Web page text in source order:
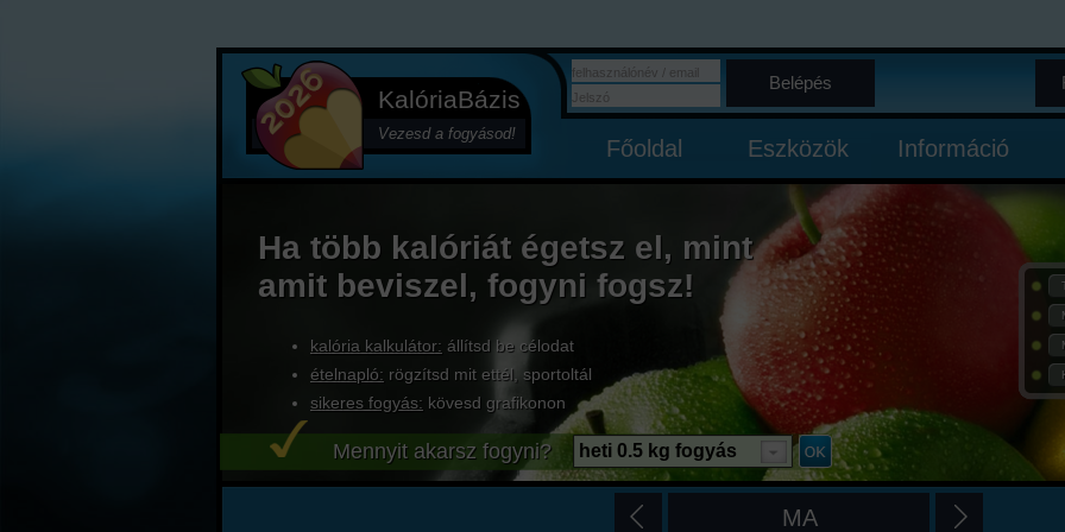
KalóriaBázis
Vezesd a fogyásod!
Belépés
Főoldal Eszközök Információ
Ha több kalóriát égetsz el, mint
amit beviszel, fogyni fogsz!
kalória kalkulátor: állítsd be célodat
ételnapló: rögzítsd mit ettél, sportoltál
sikeres fogyás: kövesd grafikonon
Mennyit akarsz fogyni? heti 0.5 kg fogyás
MA